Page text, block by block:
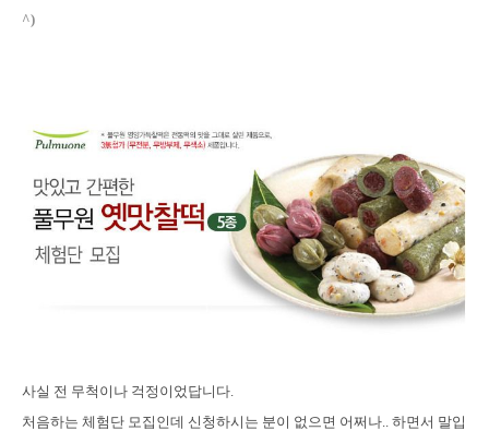
^)
사실 전 무척이나 걱정이었답니다.
처음하는 체험단 모집인데 신청하시는 분이 없으면 어쩌나.. 하면서 말입